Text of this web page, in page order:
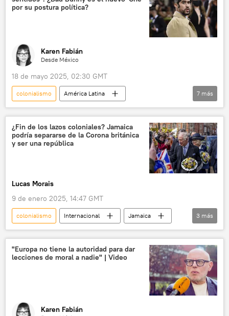
por su postura política?
Karen Fabián
Desde México
18 de mayo 2025, 02:30 GMT
colonialismo
América Latina
🎭 Arte y cultura
Bad Bunny
sociedad
💬 Opinión y Análisis
música
música pop
7 más
¿Fin de los lazos coloniales? Jamaica
podría separarse de la Corona británica
y ser una república
Lucas Morais
9 de enero 2025, 14:47 GMT
colonialismo Internacional
Jamaica
Reino Unido
💬 Opinión y Análisis
sistema colonial
3 más
"Europa no tiene la autoridad para dar
lecciones de moral a nadie" | Video
Karen Fabián